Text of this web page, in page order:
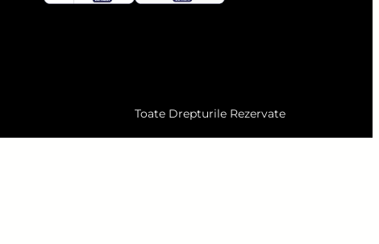
Toate Drepturile Rezervate